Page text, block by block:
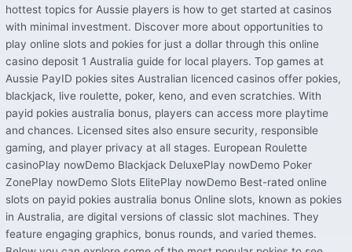
hottest topics for Aussie players is how to get started at casinos
with minimal investment. Discover more about opportunities to
play online slots and pokies for just a dollar through this online
casino deposit 1 Australia guide for local players. Top games at
Aussie PayID pokies sites Australian licenced casinos offer pokies,
blackjack, live roulette, poker, keno, and even scratchies. With
payid pokies australia bonus, players can access more playtime
and chances. Licensed sites also ensure security, responsible
gaming, and player privacy at all stages. European Roulette
casinoPlay nowDemo Blackjack DeluxePlay nowDemo Poker
ZonePlay nowDemo Slots ElitePlay nowDemo Best-rated online
slots on payid pokies australia bonus​ Online slots, known as pokies
in Australia, are digital versions of classic slot machines. They
feature engaging graphics, bonus rounds, and varied themes.